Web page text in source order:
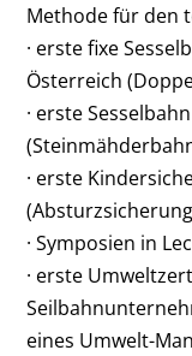
Methode für den
· erste fixe
Österreich
· erste
· erste
· Symposien in
· erste
eines Umwelt-